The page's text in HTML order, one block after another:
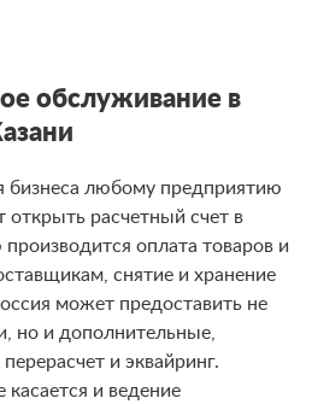
обслуживание в
бизнеса любому предприятию
открыть расчетный счет в
оплата товаров и
снятие и хранение
может предоставить не
но и дополнительные,
и эквайринг.
и ведение